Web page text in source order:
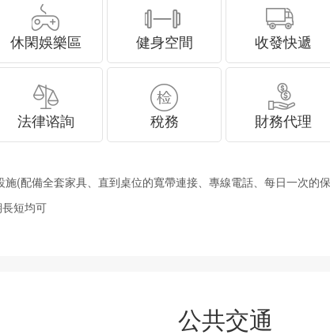
休閑娛樂區 健身空間 收發快遞
法律谘詢 稅務 財務代理
備全套家具、直到桌位的寬帶連接、專線電話、每日一次的
長短均可
公共交通